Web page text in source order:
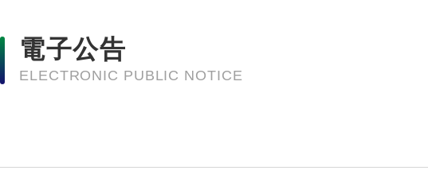
電子公告
ELECTRONIC PUBLIC NOTICE